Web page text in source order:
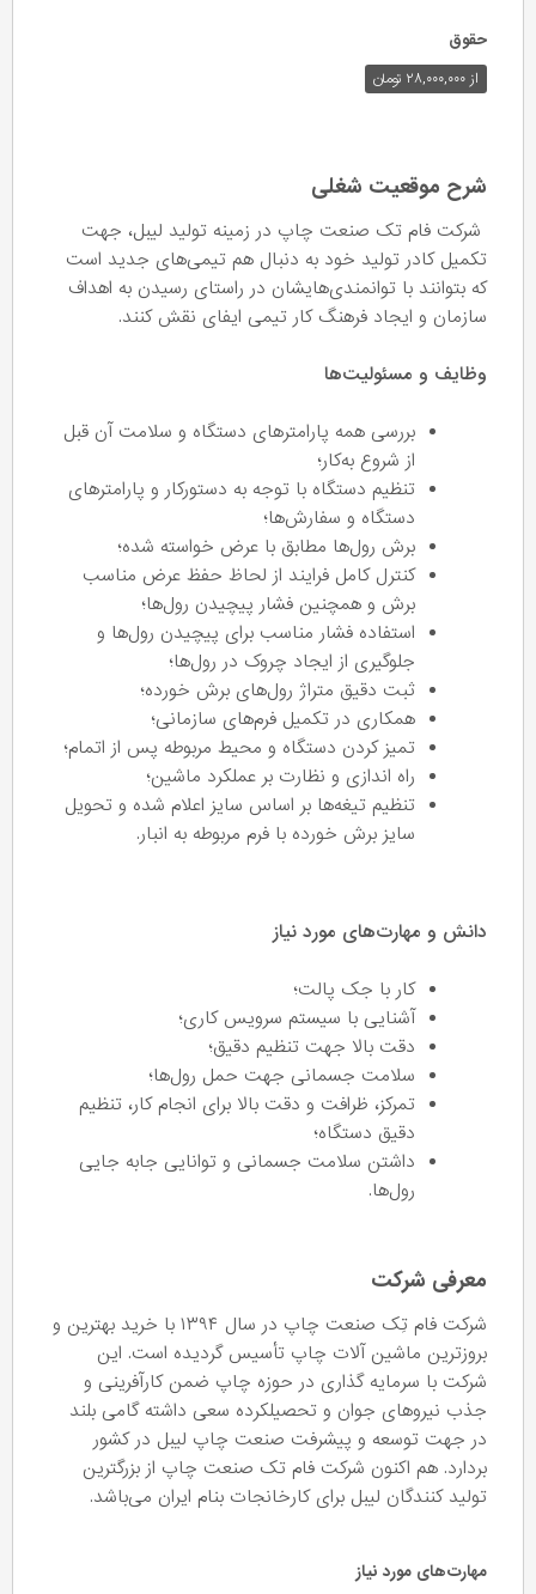
حقوق
از ۲۸,۰۰۰,۰۰۰ تومان
شرح موقعیت شغلی
شرکت فام تک صنعت چاپ در زمینه تولید لیبل، جهت
تکمیل کادر تولید خود به دنبال هم تیمی‌های جدید است
که بتوانند با توانمندی‌هایشان در راستای رسیدن به اهداف
سازمان و ایجاد فرهنگ کار تیمی ایفای نقش کنند.
وظایف و مسئولیت‌ها
بررسی همه پارامترهای دستگاه و سلامت آن قبل
از شروع به‌کار؛
تنظیم دستگاه با توجه به دستورکار و پارامترهای
دستگاه و سفارش‌ها؛
برش رول‌ها مطابق با عرض خواسته شده؛
کنترل کامل فرایند از لحاظ حفظ عرض مناسب
برش و همچنین فشار پیچیدن رول‌ها؛
استفاده فشار مناسب برای پیچیدن رول‌ها و
جلوگیری از ایجاد چروک در رول‌ها؛
ثبت دقیق متراژ رول‌های برش خورده؛
همکاری در تکمیل فرم‌های سازمانی؛
تمیز کردن دستگاه و محیط مربوطه پس از اتمام؛
راه اندازی و نظارت بر عملکرد ماشین؛
تنظیم تیغه‌ها بر اساس سایز اعلام شده و تحویل
سایز برش خورده با فرم مربوطه به انبار.
دانش و مهارت‌های مورد نیاز
کار با جک پالت؛
آشنایی با سیستم سرویس کاری؛
دقت بالا جهت تنظیم دقیق؛
سلامت جسمانی جهت حمل رول‌ها؛
تمرکز، ظرافت و دقت بالا برای انجام کار، تنظیم
دقیق دستگاه؛
داشتن سلامت جسمانی و توانایی جابه جایی
رول‌ها.
معرفی شرکت
شرکت فام تِک صنعت چاپ در سال ۱۳۹۴ با خرید بهترین و
بروزترین ماشین آلات چاپ تأسیس گردیده است. این
شرکت با سرمایه گذاری در حوزه چاپ ضمن کارآفرینی و
جذب نیروهای جوان و تحصیلکرده سعی داشته گامی بلند
در جهت توسعه و پیشرفت صنعت چاپ لیبل در کشور
بردارد. هم اکنون شرکت فام تک صنعت چاپ از بزرگترین
تولید کنندگان لیبل برای کارخانجات بنام ایران می‌باشد.
مهارت‌های مورد نیاز